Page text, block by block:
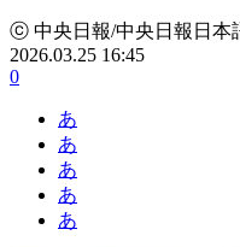
ⓒ 中央日報/中央日報日本
2026.03.25 16:45
0
あ
あ
あ
あ
あ